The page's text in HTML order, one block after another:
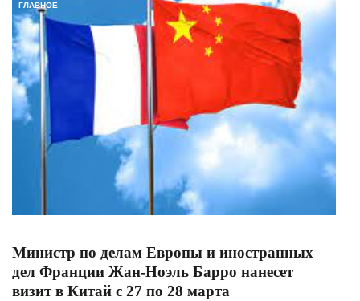
ГЛАВНОЕ
Министр по делам Европы и иностранных
дел Франции Жан-Ноэль Барро нанесет
визит в Китай с 27 по 28 марта